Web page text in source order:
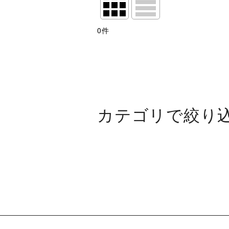
表示数
0件
カテゴリで絞り